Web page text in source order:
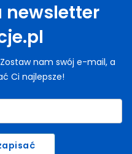
newsletter
nam swój e-mail, a
Ci najlepsze!